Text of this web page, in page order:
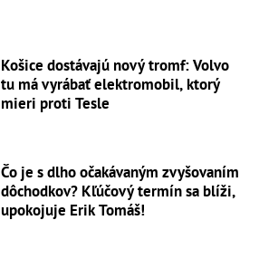
Košice dostávajú nový tromf: Volvo
tu má vyrábať elektromobil, ktorý
mieri proti Tesle
Čo je s dlho očakávaným zvyšovaním
dôchodkov? Kľúčový termín sa blíži,
upokojuje Erik Tomáš!